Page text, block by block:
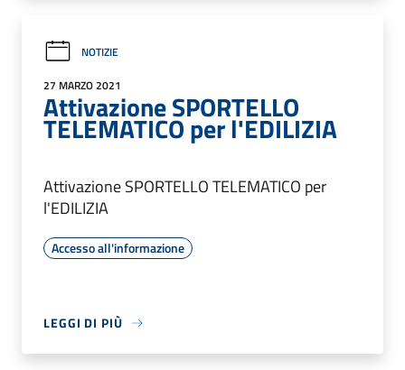
NOTIZIE
27 MARZO 2021
Attivazione SPORTELLO
TELEMATICO per l'EDILIZIA
Attivazione SPORTELLO TELEMATICO per
l'EDILIZIA
Accesso all'informazione
LEGGI DI PIÙ